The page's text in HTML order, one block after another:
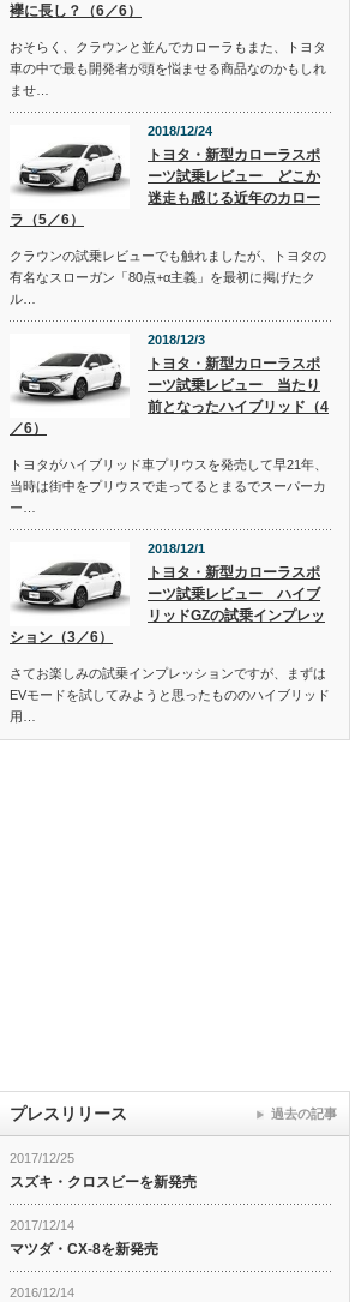
襷に長し？（6／6）
おそらく、クラウンと並んでカローラもまた、トヨタ
車の中で最も開発者が頭を悩ませる商品なのかもしれ
ませ…
2018/12/24
トヨタ・新型カローラスポ
ーツ試乗レビュー どこか
迷走も感じる近年のカロー
ラ（5／6）
クラウンの試乗レビューでも触れましたが、トヨタの
有名なスローガン「80点+α主義」を最初に掲げたク
ル…
2018/12/3
トヨタ・新型カローラスポ
ーツ試乗レビュー 当たり
前となったハイブリッド（4
／6）
トヨタがハイブリッド車プリウスを発売して早21年、
当時は街中をプリウスで走ってるとまるでスーパーカ
ー…
2018/12/1
トヨタ・新型カローラスポ
ーツ試乗レビュー ハイブ
リッドGZの試乗インプレッ
ション（3／6）
さてお楽しみの試乗インプレッションですが、まずは
EVモードを試してみようと思ったもののハイブリッド
用…
プレスリリース
2017/12/25
スズキ・クロスビーを新発売
2017/12/14
マツダ・CX-8を新発売
2016/12/14
過去の記事